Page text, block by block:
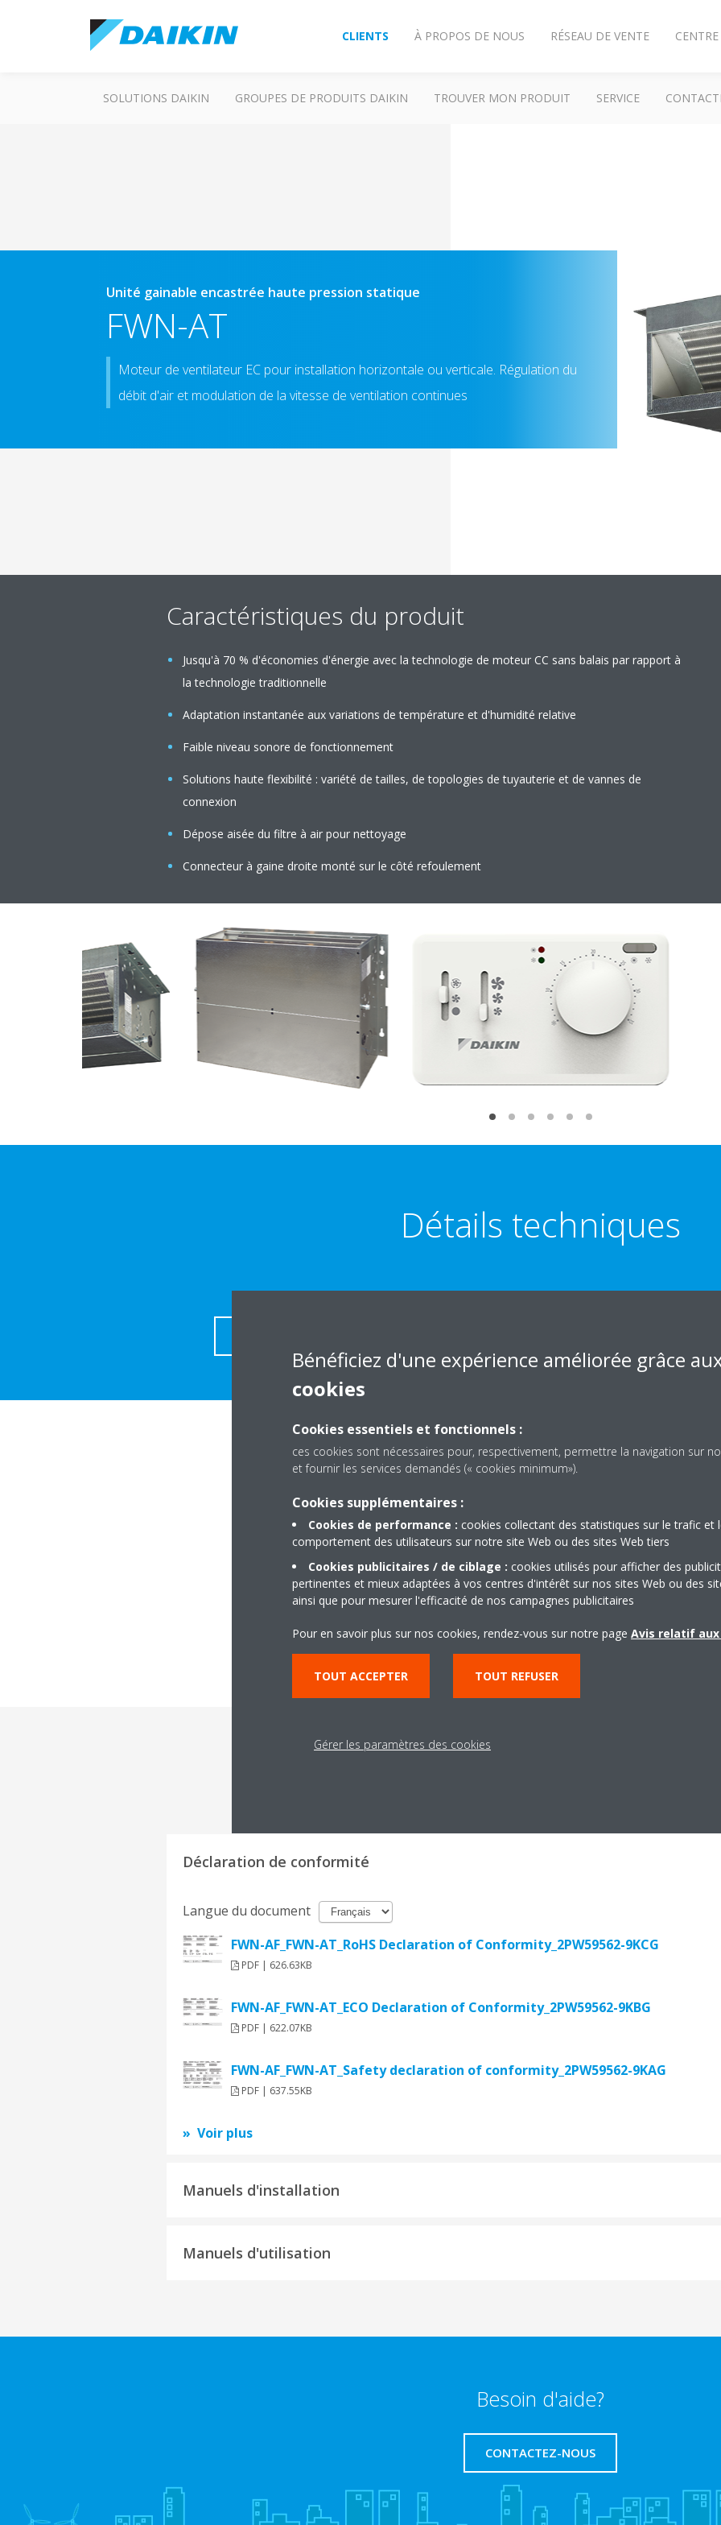
CLIENTS À PROPOS DE NOUS RÉSEAU DE VENTE
SOLUTIONS DAIKIN GROUPES DE PRODUITS DAIKIN TROUVER MON PRODUIT SERVICE
Unité gainable encastrée haute pression statique
FWN-AT
Moteur de ventilateur EC pour installation horizontale ou verticale. Régulation du
débit d'air et modulation de la vitesse de ventilation continues
Caractéristiques du produit
Jusqu'à 70 % d'économies d'énergie avec la technologie de moteur CC sans balais par rapport à
la technologie traditionnelle
Adaptation instantanée aux variations de température et d'humidité relative
Faible niveau sonore de fonctionnement
Solutions haute flexibilité : variété de tailles, de topologies de tuyauterie et de vannes de
connexion
Dépose aisée du filtre à air pour nettoyage
Connecteur à gaine droite monté sur le côté refoulement
Détails techniques
Déclaration de conformité
Langue du document
FWN-AF_FWN-AT_RoHS Declaration of Conformity_2PW59562-9KCG
PDF | 626.63KB
FWN-AF_FWN-AT_ECO Declaration of Conformity_2PW59562-9KBG
PDF | 622.07KB
FWN-AF_FWN-AT_Safety declaration of conformity_2PW59562-9KAG
PDF | 637.55KB
Voir plus
Manuels d'installation
Manuels d'utilisation
Besoin d'aide?
CONTACTEZ-NOUS
Bénéficiez d'une expérience améliorée grâce
cookies
Cookies essentiels et fonctionnels :
ces cookies sont nécessaires pour, respectivement, permettre la navigation sur
et fournir les services demandés (« cookies minimum»).
Cookies supplémentaires :
Cookies de performance : cookies collectant des statistiques sur le trafic et
comportement des utilisateurs sur notre site Web ou des sites Web tiers
Cookies publicitaires / de ciblage : cookies utilisés pour afficher des
pertinentes et mieux adaptées à vos centres d'intérêt sur nos sites Web ou des
ainsi que pour mesurer l'efficacité de nos campagnes publicitaires
Pour en savoir plus sur nos cookies, rendez-vous sur notre page Avis relatif
TOUT ACCEPTER TOUT REFUSER
Gérer les paramètres des cookies